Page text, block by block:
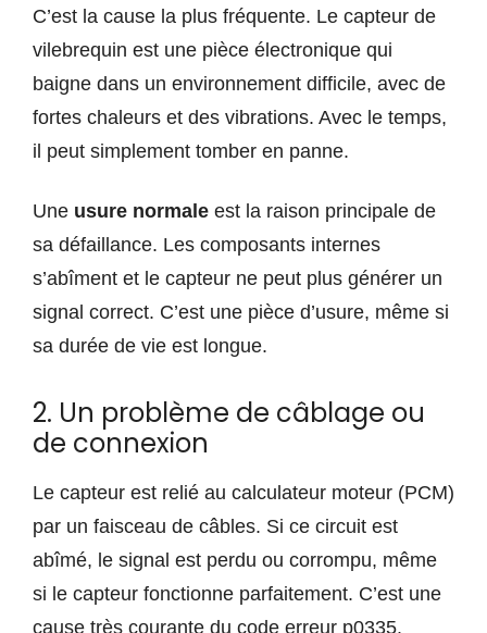
C’est la cause la plus fréquente. Le capteur de
vilebrequin est une pièce électronique qui
baigne dans un environnement difficile, avec de
fortes chaleurs et des vibrations. Avec le temps,
il peut simplement tomber en panne.
Une usure normale est la raison principale de
sa défaillance. Les composants internes
s’abîment et le capteur ne peut plus générer un
signal correct. C’est une pièce d’usure, même si
sa durée de vie est longue.
2. Un problème de câblage ou
de connexion
Le capteur est relié au calculateur moteur (PCM)
par un faisceau de câbles. Si ce circuit est
abîmé, le signal est perdu ou corrompu, même
si le capteur fonctionne parfaitement. C’est une
cause très courante du code erreur p0335.